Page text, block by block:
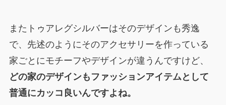
またトゥアレグシルバーはそのデザインも秀逸
で、先述のようにそのアクセサリーを作っている
家ごとにモチーフやデザインが違うんですけど、
どの家のデザインもファッションアイテムとして
普通にカッコ良いんですよね。